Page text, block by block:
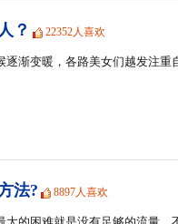
？ 22352人喜欢
逐渐变暖，各路美女们越发注
法? 8897人喜欢